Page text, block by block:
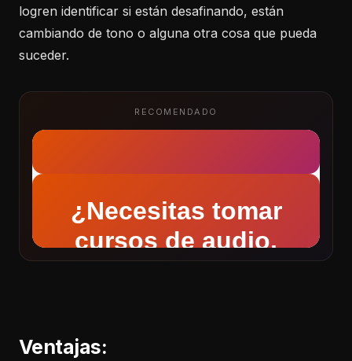
logren identificar si están desafinando, están
cambiando de tono o alguna otra cosa que pueda
suceder.
RECOMENDADO
Ventajas: